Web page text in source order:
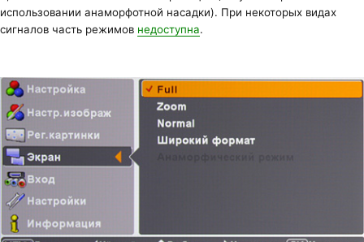
использовании анаморфотной насадки). При некоторых видах
сигналов часть режимов недоступна.